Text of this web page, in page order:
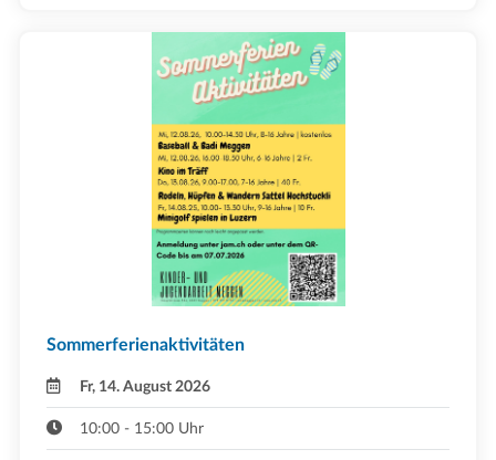
Sommerferienaktivitäten
Fr, 14. August 2026
10:00 - 15:00 Uhr